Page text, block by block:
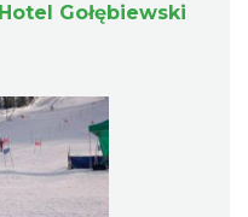
Gołębiewski